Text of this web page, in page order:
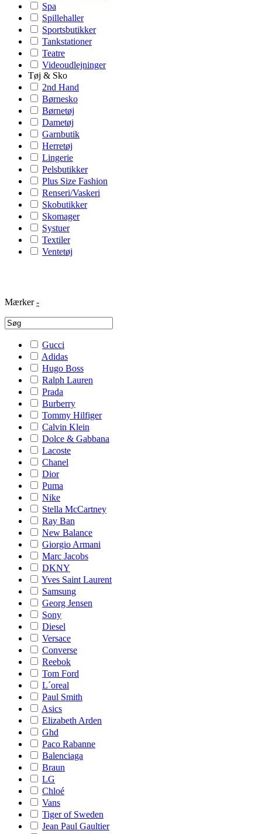
Spa
Spillehaller
Sportsbutikker
Tankstationer
Teatre
Videoudlejninger
Tøj & Sko
2nd Hand
Børnesko
Børnetøj
Dametøj
Garnbutik
Herretøj
Lingerie
Pelsbutikker
Plus Size Fashion
Renseri/Vaskeri
Skobutikker
Skomager
Systuer
Textiler
Ventetøj
Mærker -
Gucci
Adidas
Hugo Boss
Ralph Lauren
Prada
Burberry
Tommy Hilfiger
Calvin Klein
Dolce & Gabbana
Lacoste
Chanel
Dior
Puma
Nike
Stella McCartney
Ray Ban
New Balance
Giorgio Armani
Marc Jacobs
DKNY
Yves Saint Laurent
Samsung
Georg Jensen
Sony
Diesel
Versace
Converse
Reebok
Tom Ford
L´oreal
Paul Smith
Asics
Elizabeth Arden
Ghd
Paco Rabanne
Balenciaga
Braun
LG
Chloé
Vans
Tiger of Sweden
Jean Paul Gaultier